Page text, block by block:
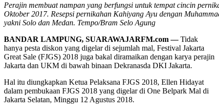
Perajin membuat nampan yang berfungsi untuk tempat cincin
Oktober 2017. Resepsi pernikahan Kahiyang Ayu dengan
yakni Solo dan Medan. Tempo/Bram Selo Agung
BANDAR LAMPUNG, SUARAWAJARFM.com —Tidak
hanya pesta diskon yang digelar di sejumlah mal, Festival Jakarta
Great Sale (FJGS) 2018 juga bakal diramaikan dengan karya perajin
Jakarta dan UKM di bawah binaan Dekranasda DKI Jakarta.
Hal itu diungkapkan Ketua Pelaksana FJGS 2018, Ellen Hidayat
dalam pembukaan FJGS 2018 yang digelar di One Belpark Mal di
Jakarta Selatan, Minggu 12 Agustus 2018.